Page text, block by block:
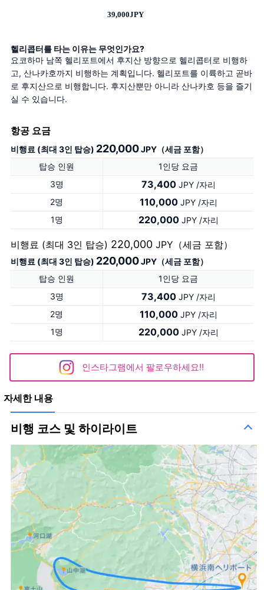
39,000JPY
헬리콥터를 타는 이유는 무엇인가요?
요코하마 남쪽 헬리포트에서 후지산 방향으로 헬리콥터로 비행하
고, 산나카호까지 비행하는 계획입니다. 헬리포트를 이륙하고 곧바
로 후지산으로 비행합니다. 후지산뿐만 아니라 산나카호 등을 즐기
실 수 있습니다.
항공 요금
비행료 (최대 3인 탑승) 220,000JPY（세금 포함）
탑승 인원
1인당 요금
3명
73,400JPY /자리
2명
110,000JPY /자리
1명
220,000JPY /자리
비행료 (최대 3인 탑승) 220,000 JPY（세금 포함）
비행료 (최대 3인 탑승) 220,000JPY（세금 포함）
탑승 인원
1인당 요금
3명
73,400JPY /자리
2명
110,000JPY /자리
1명
220,000JPY /자리
인스타그램에서 팔로우하세요!!
자세한 내용
비행 코스 및 하이라이트